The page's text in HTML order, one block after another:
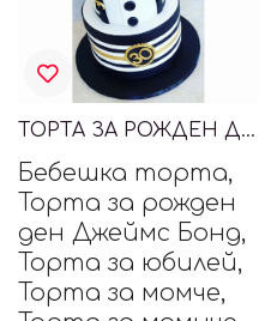
ТОРТА ЗА РОЖДЕН ДЕН ДЖЕНТЪЛМЕН
Бебешка торта,
Торта за рожден
ден Джеймс Бонд,
Торта за юбилей,
Торта за момче,